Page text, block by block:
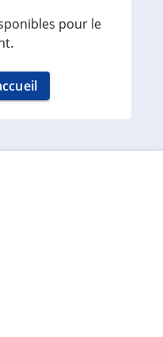
pour le